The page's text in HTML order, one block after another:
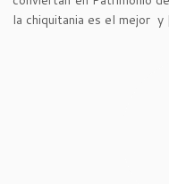
la chiquitania es el mejor